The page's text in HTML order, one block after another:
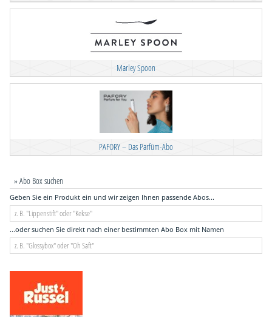
Marley Spoon
PAFORY – Das Parfüm-Abo
» Abo Box suchen
Geben Sie ein Produkt ein und wir zeigen Ihnen passende Abos...
...oder suchen Sie direkt nach einer bestimmten Abo Box mit Namen